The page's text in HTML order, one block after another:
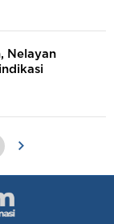
Nelayan